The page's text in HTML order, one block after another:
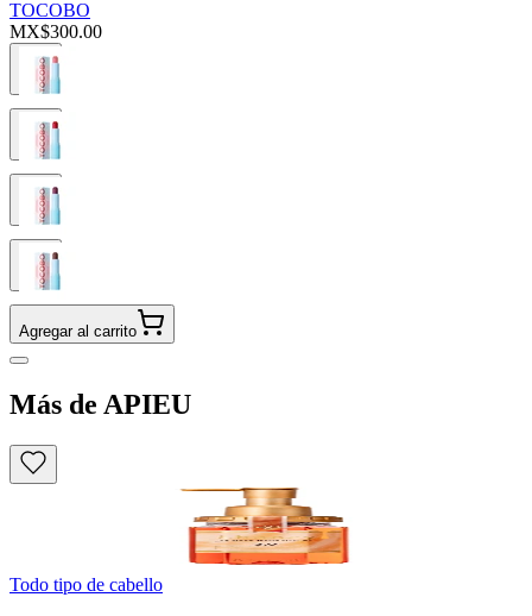
TOCOBO
MX$300.00
Agregar al carrito
Más de APIEU
Todo tipo de cabello